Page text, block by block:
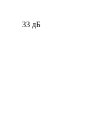
33 дБ